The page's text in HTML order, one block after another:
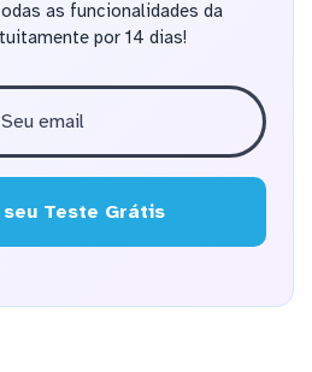
as funcionalidades da
por 14 dias!
seu Teste Grátis